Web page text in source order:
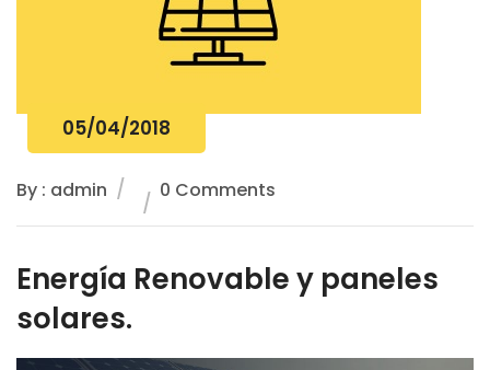
05/04/2018
By : admin 0 Comments
Energía Renovable y paneles
solares.